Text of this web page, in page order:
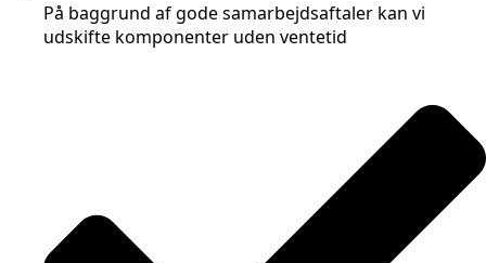
På baggrund af gode samarbejdsaftaler kan vi
udskifte komponenter uden ventetid